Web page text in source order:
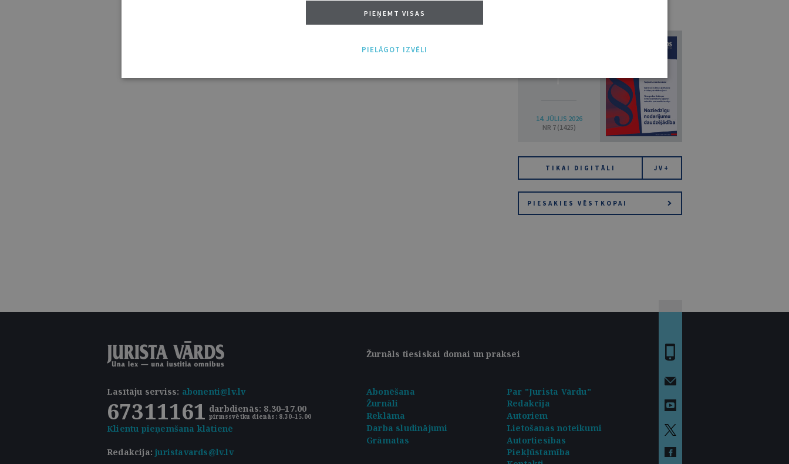
7
14. JŪLIJS 2026
NR 7 (1425)
TIKAI DIGITĀLI JV+
PIESAKIES VĒSTKOPAI
Žurnāls tiesiskai domai un praksei
Lasītāju serviss: abonenti@lv.lv
67311161 darbdienās: 8.30–17.00
pirmssvētku dienās: 8.30–15.00
Klientu pieņemšana klātienē
Abonēšana
Par "Jurista Vārdu"
Žurnāli
Redakcija
Reklāma
Autoriem
Darba sludinājumi
Lietošanas noteikumi
Redakcija:juristavards@lv.lv
Grāmatas
Autortiesības
Piekļūstamība
PIEŅEMT VISAS
PIELĀGOT IZVĒLI